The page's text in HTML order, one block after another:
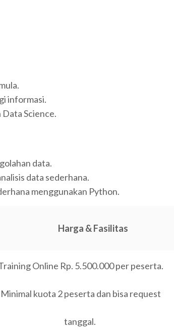
informasi.
Science.
data.
data sederhana.
menggunakan Python.
Harga & Fasilitas
Online Rp. 5.500.000 per peserta.
Minimal kuota 2 peserta dan bisa request
tanggal.